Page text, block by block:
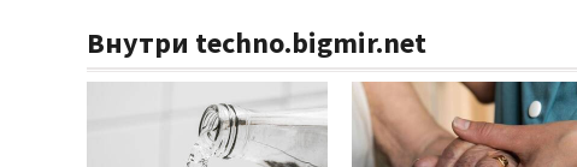
Внутри techno.bigmir.net